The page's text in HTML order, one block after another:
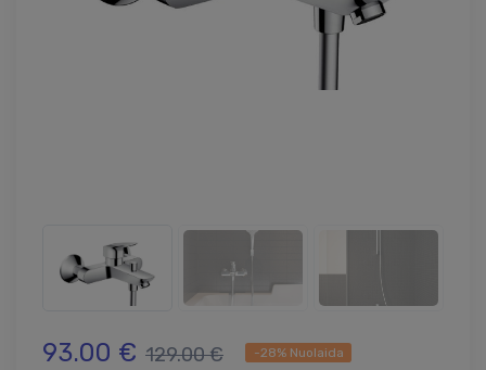
93.00 € 129.00 € -28% Nuolaida